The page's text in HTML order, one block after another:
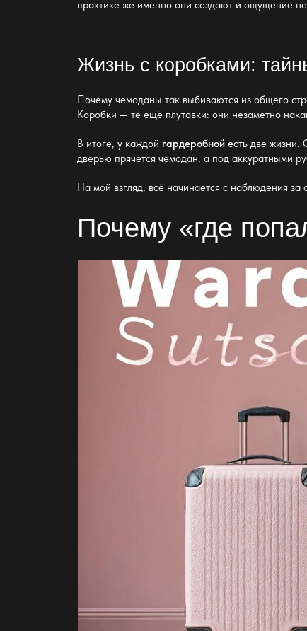
практике же именно они создают и ощущение
Жизнь с коробками:
Почему чемоданы так выбиваются из общего
Коробки — те ещё плутовки: они незаметно
В итоге, у каждой гардеробной есть две жизни.
дверью прячется чемодан, а под аккуратными
На мой взгляд, всё начинается с наблюдения
Почему «где